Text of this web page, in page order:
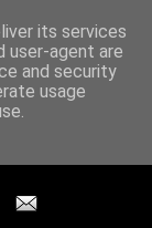
its services
user-agent are
and security
usage